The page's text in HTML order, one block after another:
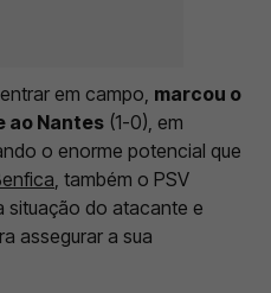
em campo, marcou o
ao Nantes (1-0), em
o enorme potencial que
, também o PSV
situação do atacante e
assegurar a sua